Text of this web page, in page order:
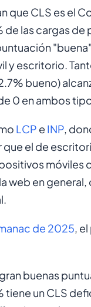
que CLS es el
las cargas de
y escritorio.
bueno)
0 en ambos
LCP e INP,
el de
móviles
web en general,
de 2025,
buenas
tiene un CLS